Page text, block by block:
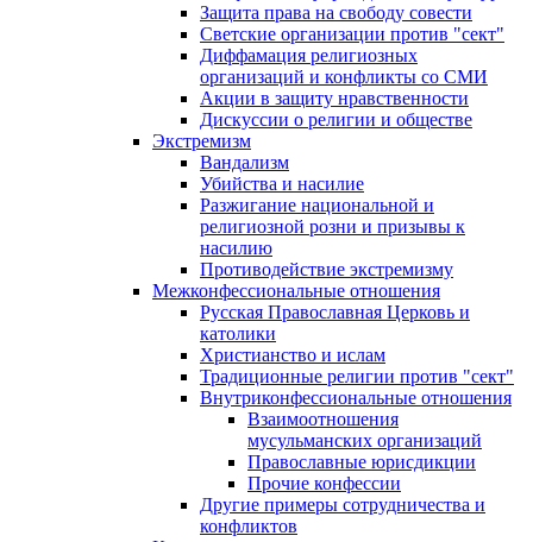
Защита права на свободу совести
Светские организации против "сект"
Диффамация религиозных
организаций и конфликты со СМИ
Акции в защиту нравственности
Дискуссии о религии и обществе
Экстремизм
Вандализм
Убийства и насилие
Разжигание национальной и
религиозной розни и призывы к
насилию
Противодействие экстремизму
Межконфессиональные отношения
Русская Православная Церковь и
католики
Христианство и ислам
Традиционные религии против "сект"
Внутриконфессиональные отношения
Взаимоотношения
мусульманских организаций
Православные юрисдикции
Прочие конфессии
Другие примеры сотрудничества и
конфликтов